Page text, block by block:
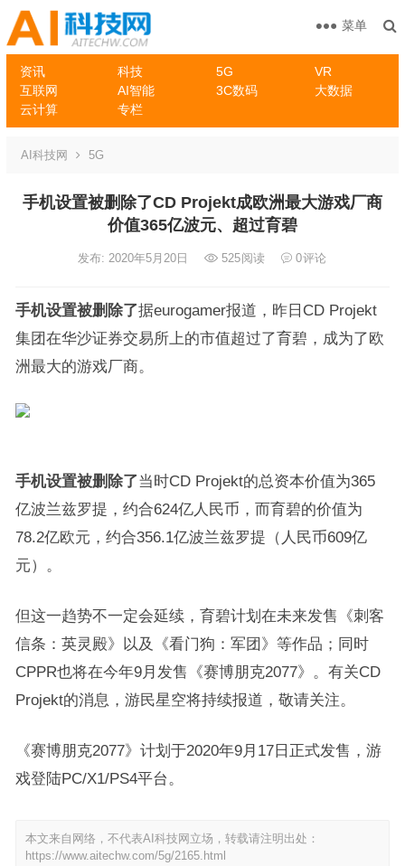
资讯 科技 5G
VR
互联网
AI智能 3C数码
大数据
云计算
专栏
菜单
AI科技网 5G
手机设置被删除了CD Projekt成欧洲最大游戏厂商
价值365亿波元、超过育碧
发布: 2020年5月20日 525阅读 0评论
手机设置被删除了据eurogamer报道，昨日CD Projekt
集团在华沙证券交易所上的市值超过了育碧，成为了欧
洲最大的游戏厂商。
手机设置被删除了当时CD Projekt的总资本价值为365
亿波兰兹罗提，约合624亿人民币，而育碧的价值为
78.2亿欧元，约合356.1亿波兰兹罗提（人民币609亿
元）。
但这一趋势不一定会延续，育碧计划在未来发售《刺客
信条：英灵殿》以及《看门狗：军团》等作品；同时
CPPR也将在今年9月发售《赛博朋克2077》。有关CD
Projekt的消息，游民星空将持续报道，敬请关注。
《赛博朋克2077》计划于2020年9月17日正式发售，游
戏登陆PC/X1/PS4平台。
本文来自网络，不代表AI科技网立场，转载请注明出处：
https://www.aitechw.com/5g/2165.html